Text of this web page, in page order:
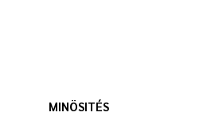
MINÖSITÉS